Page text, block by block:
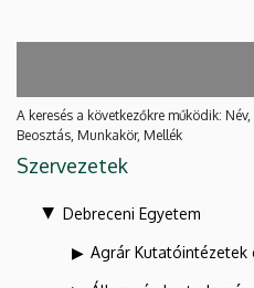
A keresés a következőkre működik:
Beosztás, Munkakör, Mellék
Szervezetek
Debreceni Egyetem
Agrár Kutatóintézetek